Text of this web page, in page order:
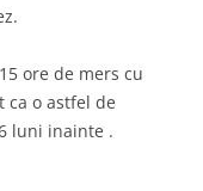
ore de mers cu
ca o astfel de
luni inainte .